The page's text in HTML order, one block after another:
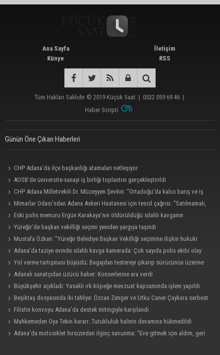
Ana Sayfa
Künye
İletişim
RSS
Tüm Hakları Saklıdır © 2019 Küçük Saat | 0532 059 69 46 |
Haber Scripti
Günün Öne Çıkan Haberleri
CHP Adana’da ilçe başkanlığı atamaları netleşiyor
AOSB’de üniversite-sanayi iş birliği toplantısı gerçekleştirildi
CHP Adana Milletvekili Dr. Müzeyyen Şevkin: “Ortadoğu’da kalıcı barış ve iş
birliği sağlanmalı”
Mimarlar Odası’ndan Adana Askeri Hastanesi için tescil çağrısı: “Satılmamalı,
amaç dışı kullanılmamalı”
Eski polis memuru Ergün Karakaya’nın öldürüldüğü silahlı kavganın
görüntüleri ortaya çıktı
Yüreğir’de başkan vekilliği seçimi yeniden yargıya taşındı
Mustafa Özkan: "Yüreğir Belediye Başkan Vekilliği seçimine ilişkin hukuki
süreç başlatıldı"
Adana’da taziye evinde silahlı kavga kamerada: Çok sayıda polis ekibi olay
yerine sevk edildi
Yol verme tartışması büyüdü; Bagajdan testereyi çıkarıp sürücünün üzerine
yürüdü
Adanalı sanatçıdan üzücü haber: Konserlerine ara verdi
Büyükşehir açıkladı: Yasaklı ırk köpeğe mevzuat kapsamında işlem yapıldı
Beşiktaş dosyasında iki tahliye: Özcan Zenger ve Utku Caner Çaykara serbest
bırakıldı
Filistin konvoyu Adana'da destek mitingiyle karşılandı
Mahkemeden Oya Tekin kararı: Tutukluluk halinin devamına hükmedildi
Adana’da motosiklet hırsızından ilginç savunma: “Eve gitmek için aldım, geri